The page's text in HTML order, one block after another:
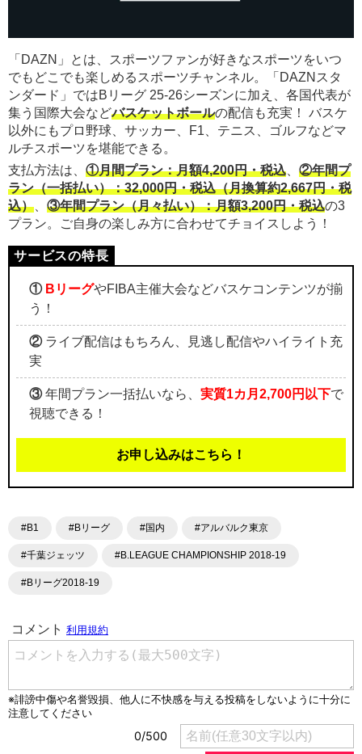
「DAZN」とは、スポーツファンが好きなスポーツをいつ
でもどこでも楽しめるスポーツチャンネル。「DAZNスタ
ンダード」ではBリーグ 25-26シーズンに加え、各国代表が
集う国際大会などバスケットボールの配信も充実！ バスケ
以外にもプロ野球、サッカー、F1、テニス、ゴルフなどマ
ルチスポーツを堪能できる。
支払方法は、 ①月間プラン：月額4,200円・税込
②年間プ
ラン（一括払い）：32,000円・税込（月換算約2,667円・税
込）
③年間プラン（月々払い）：月額3,200円・税込の3
プラン。ご自身の楽しみ方に合わせてチョイスしよう！
① BリーグやFIBA主催大会などバスケコンテンツが揃
う！
②ライブ配信はもちろん、見逃し配信やハイライト充
実
③年間プラン一括払いなら、 実質1カ月2,700円以下で
視聴できる！
お申し込みはこちら！
#B1 #Bリーグ #国内 #アルバルク東京
#千葉ジェッツ #B.LEAGUE CHAMPIONSHIP 2018-19
#Bリーグ2018-19